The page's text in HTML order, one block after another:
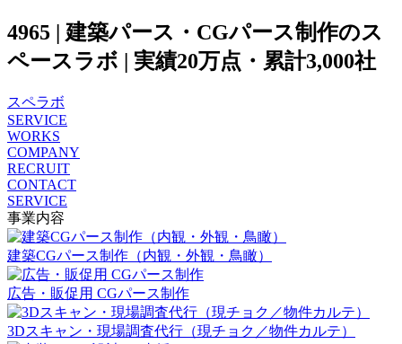
4965 | 建築パース・CGパース制作のス
ペースラボ | 実績20万点・累計3,000社
スペラボ
SERVICE
WORKS
COMPANY
RECRUIT
CONTACT
SERVICE
事業内容
建築CGパース制作（内観・外観・鳥瞰）
広告・販促用 CGパース制作
3Dスキャン・現場調査代行（現チョク／物件カルテ）